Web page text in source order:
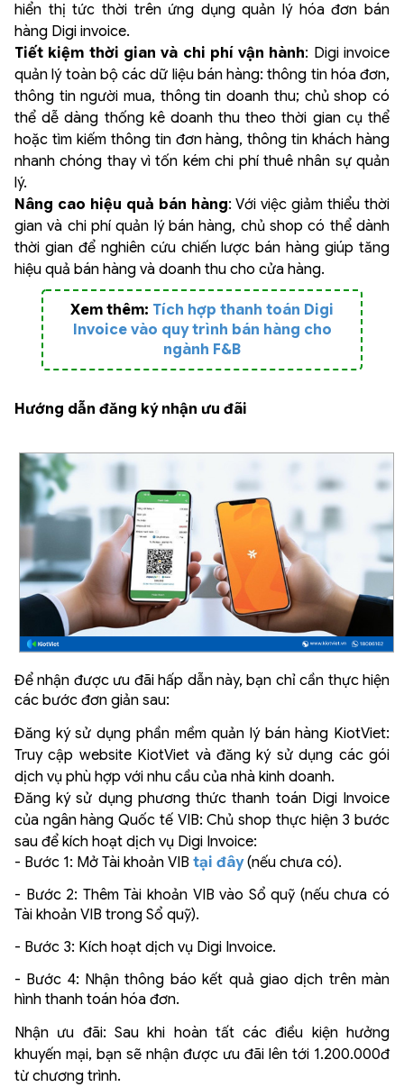
hiển thị tức thời trên ứng dụng quản lý hóa đơn bán
hàng Digi invoice.
Tiết kiệm thời gian và chi phí vận hành: Digi invoice
quản lý toàn bộ các dữ liệu bán hàng: thông tin hóa đơn,
thông tin người mua, thông tin doanh thu; chủ shop có
thể dễ dàng thống kê doanh thu theo thời gian cụ thể
hoặc tìm kiếm thông tin đơn hàng, thông tin khách hàng
nhanh chóng thay vì tốn kém chi phí thuê nhân sự quản
lý.
Nâng cao hiệu quả bán hàng: Với việc giảm thiểu thời
gian và chi phí quản lý bán hàng, chủ shop có thể dành
thời gian để nghiên cứu chiến lược bán hàng giúp tăng
hiệu quả bán hàng và doanh thu cho cửa hàng.
Xem thêm: Tích hợp thanh toán Digi
Invoice vào quy trình bán hàng cho
ngành F&B
Hướng dẫn đăng ký nhận ưu đãi
Để nhận được ưu đãi hấp dẫn này, bạn chỉ cần thực hiện
các bước đơn giản sau:
Đăng ký sử dụng phần mềm quản lý bán hàng KiotViet:
Truy cập website KiotViet và đăng ký sử dụng các gói
dịch vụ phù hợp với nhu cầu của nhà kinh doanh.
Đăng ký sử dụng phương thức thanh toán Digi Invoice
của ngân hàng Quốc tế VIB: Chủ shop thực hiện 3 bước
sau để kích hoạt dịch vụ Digi Invoice:
- Bước 1: Mở Tài khoản VIB tại đây(nếu chưa có).
- Bước 2: Thêm Tài khoản VIB vào Sổ quỹ (nếu chưa có
Tài khoản VIB trong Sổ quỹ).
- Bước 3: Kích hoạt dịch vụ Digi Invoice.
- Bước 4: Nhận thông báo kết quả giao dịch trên màn
hình thanh toán hóa đơn.
Nhận ưu đãi: Sau khi hoàn tất các điều kiện hưởng
khuyến mại, bạn sẽ nhận được ưu đãi lên tới 1.200.000đ
từ chương trình.